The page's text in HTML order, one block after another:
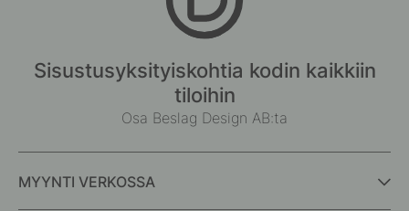
Sisustusyksityiskohtia kodin kaikkiin
tiloihin
Osa Beslag Design AB:ta
MYYNTI VERKOSSA